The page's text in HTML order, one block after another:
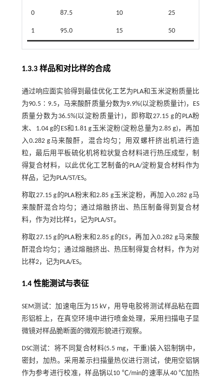
0 87.5 10 25
1 95.0 15 50
1.3.3 样品和对比样的合成
通过响应面实验得到最佳优化工艺为PLA和玉米淀粉质量比
为90.5∶9.5，马来酸酐质量分数为9.9%(以淀粉质量计)，ES
质量分数为36.5%(以淀粉质量计)，即称取27.15 g的PLA粉
末、1.04 g的ES和1.81 g玉米淀粉(淀粉总量为2.85 g)，再加
入0.282 g马来酸酐，混合均匀；用双螺杆挤出机进行造
粒，最后用平板硫化机将粒状复合材料进行热压成型，制
得复合材料，以此优化工艺制备的PLA/淀粉复合材料作为
样品，记为PLA/ST/ES。
称取27.15 g的PLA粉末和2.85 g玉米淀粉，再加入0.282 g马
来酸酐混合均匀；通过熔融挤出、热压制备得到复合材
料，作为对比样1，记为PLA/ST。
称取27.15 g的PLA粉末和2.85 g的ES，再加入0.282 g马来酸
酐混合均匀；通过熔融挤出、热压制得复合材料，作为对
比样2，记为PLA/ES。
1.4 性能测试与表征
SEM测试：加速电压为15 kV，用导电胶将测试样品粘在圆
形铝桩上，在真空环境中进行喷金处理，采用扫描电子显
微镜对样品脆断面的微观形貌进行观察。
DSC测试：将不同复合材料(5.5 mg，干重)装入铝制锅中，
密封，加热。采用差示扫描量热仪进行测试，使用空铝锅
作为参考进行校准，样品锅以10 ℃/min的速率从40 ℃加热